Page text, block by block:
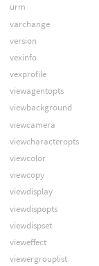
urm
varchange
version
vexinfo
vexprofile
viewagentopts
viewbackground
viewcamera
viewcharacteropts
viewcolor
viewcopy
viewdisplay
viewdispopts
viewdispset
vieweffect
viewergrouplist